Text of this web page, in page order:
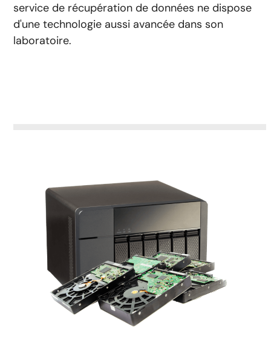
service de récupération de données ne dispose
d'une technologie aussi avancée dans son
laboratoire.